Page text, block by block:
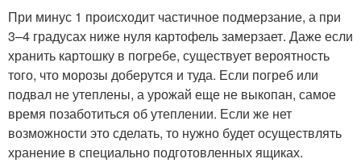
При минус 1 происходит частичное подмерзание, а при
3–4 градусах ниже нуля картофель замерзает. Даже если
хранить картошку в погребе, существует вероятность
того, что морозы доберутся и туда. Если погреб или
подвал не утеплены, а урожай еще не выкопан, самое
время позаботиться об утеплении. Если же нет
возможности это сделать, то нужно будет осуществлять
хранение в специально подготовленных ящиках.